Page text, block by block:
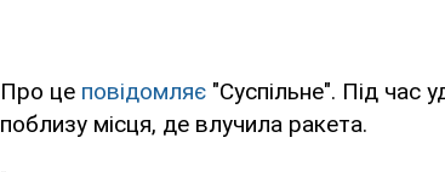
Про це повідомляє "Суспільне". Під час
поблизу місця, де влучила ракета.